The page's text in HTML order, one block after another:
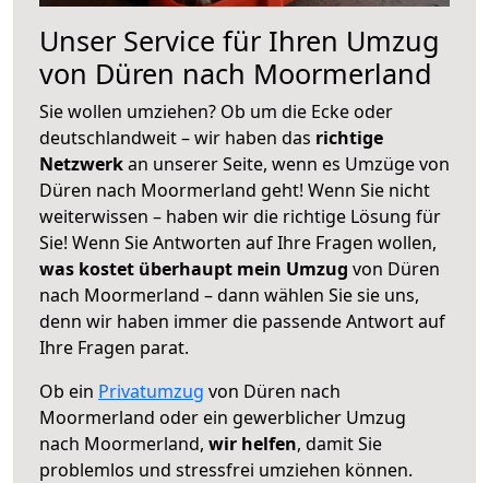
Unser Service für Ihren Umzug
von Düren nach Moormerland
Sie wollen umziehen? Ob um die Ecke oder
deutschlandweit – wir haben das richtige
Netzwerkan unserer Seite, wenn es Umzüge von
Düren nach Moormerland geht! Wenn Sie nicht
weiterwissen – haben wir die richtige Lösung für
Sie! Wenn Sie Antworten auf Ihre Fragen wollen,
was kostet überhaupt mein Umzug von Düren
nach Moormerland – dann wählen Sie sie uns,
denn wir haben immer die passende Antwort auf
Ihre Fragen parat.
Ob ein Privatumzug von Düren nach
Moormerland oder ein gewerblicher Umzug
nach Moormerland, wir helfen, damit Sie
problemlos und stressfrei umziehen können.